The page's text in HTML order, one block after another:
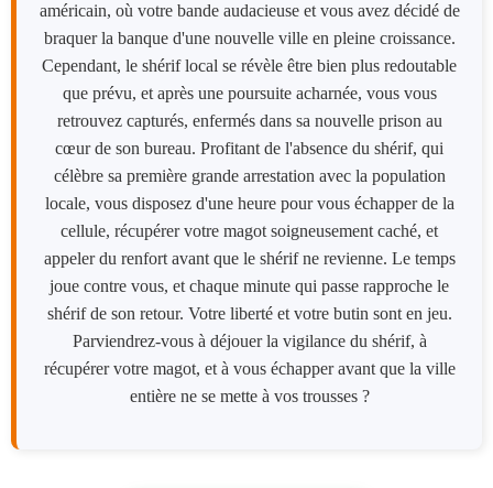
américain, où votre bande audacieuse et vous avez décidé de
braquer la banque d'une nouvelle ville en pleine croissance.
Cependant, le shérif local se révèle être bien plus redoutable
que prévu, et après une poursuite acharnée, vous vous
retrouvez capturés, enfermés dans sa nouvelle prison au
cœur de son bureau. Profitant de l'absence du shérif, qui
célèbre sa première grande arrestation avec la population
locale, vous disposez d'une heure pour vous échapper de la
cellule, récupérer votre magot soigneusement caché, et
appeler du renfort avant que le shérif ne revienne. Le temps
joue contre vous, et chaque minute qui passe rapproche le
shérif de son retour. Votre liberté et votre butin sont en jeu.
Parviendrez-vous à déjouer la vigilance du shérif, à
récupérer votre magot, et à vous échapper avant que la ville
entière ne se mette à vos trousses ?